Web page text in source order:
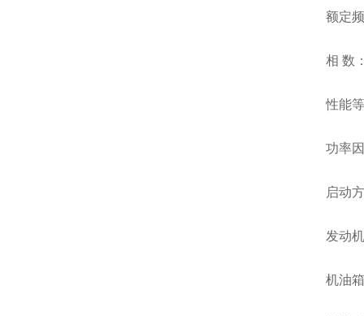
额定
相 数
性能
功率
启动
发动
机油